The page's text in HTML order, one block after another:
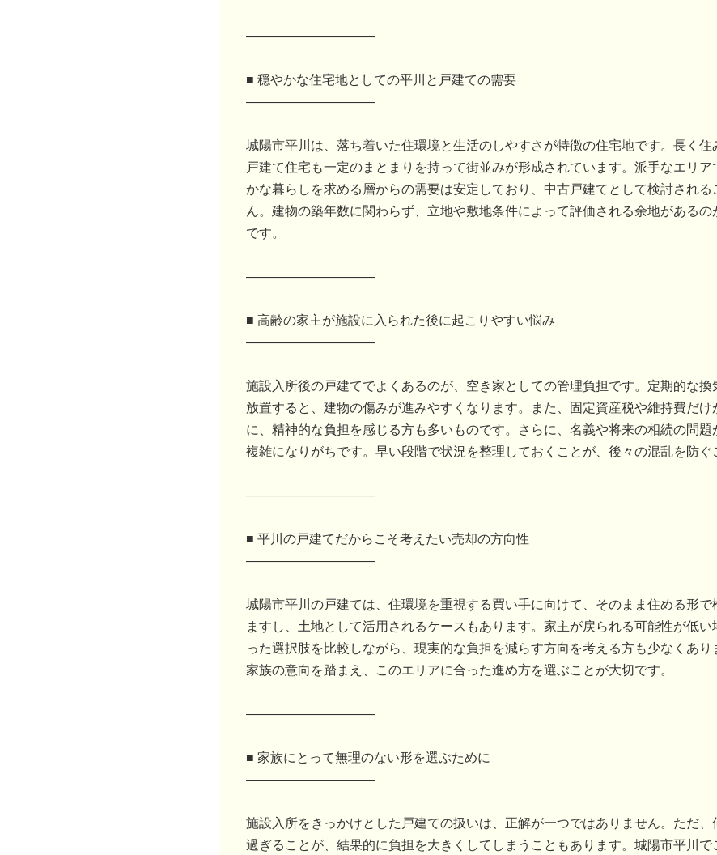
――――――――――
■ 穏やかな住宅地としての平川と戸建ての需要
――――――――――
城陽市平川は、落ち着いた住環境と生活のしやすさが特徴の住宅地です。長く住
戸建て住宅も一定のまとまりを持って街並みが形成されています。派手なエリ
かな暮らしを求める層からの需要は安定しており、中古戸建てとして検討され
ん。建物の築年数に関わらず、立地や敷地条件によって評価される余地がある
です。
――――――――――
■ 高齢の家主が施設に入られた後に起こりやすい悩み
――――――――――
施設入所後の戸建てでよくあるのが、空き家としての管理負担です。定期的な換
放置すると、建物の傷みが進みやすくなります。また、固定資産税や維持費だけ
に、精神的な負担を感じる方も多いものです。さらに、名義や将来の相続の問
複雑になりがちです。早い段階で状況を整理しておくことが、後々の混乱を防ぐ
――――――――――
■ 平川の戸建てだからこそ考えたい売却の方向性
――――――――――
城陽市平川の戸建ては、住環境を重視する買い手に向けて、そのまま住める形で
ますし、土地として活用されるケースもあります。家主が戻られる可能性が低
った選択肢を比較しながら、現実的な負担を減らす方向を考える方も少なくあ
家族の意向を踏まえ、このエリアに合った進め方を選ぶことが大切です。
――――――――――
■ 家族にとって無理のない形を選ぶために
――――――――――
施設入所をきっかけとした戸建ての扱いは、正解が一つではありません。ただ
過ぎることが、結果的に負担を大きくしてしまうこともあります。城陽市平川